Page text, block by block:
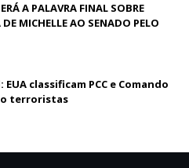
A PALAVRA FINAL SOBRE
MICHELLE AO SENADO PELO
classificam PCC e Comando
terroristas